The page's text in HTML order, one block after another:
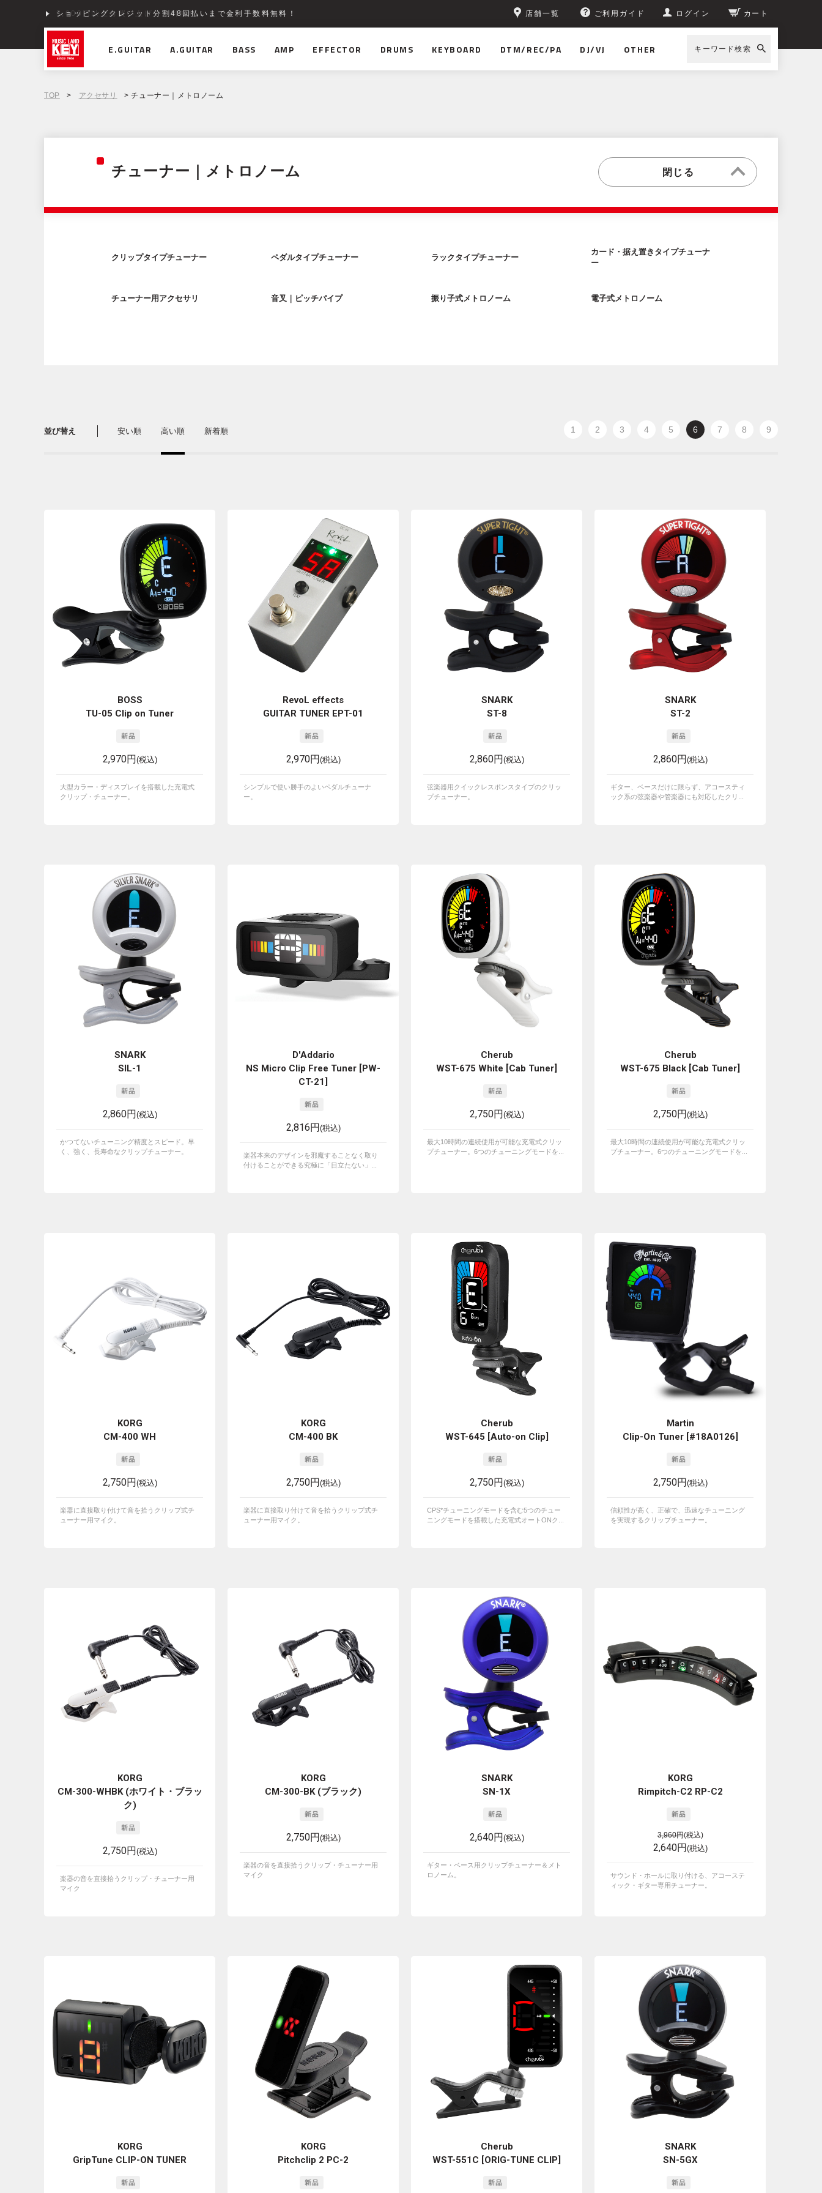
ショッピングクレジット分割48回払いまで金利手数料無料！ 店舗一覧 ご利用ガイド ログイン カート
E.GUITAR A.GUITAR BASS AMP EFFECTOR DRUMS KEYBOARD DTM/REC/PA DJ/VJ OTHER キーワード検索
TOP > アクセサリ > チューナー｜メトロノーム
チューナー｜メトロノーム
クリップタイプチューナー ペダルタイプチューナー ラックタイプチューナー
カード・据え置きタイプチューナ
ー
チューナー用アクセサリ 音叉｜ピッチパイプ 振り子式メトロノーム 電子式メトロノーム
並び替え 安い順 高い順 新着順 1 2 3 4 5 6 7 8 9
BOSS
TU-05 Clip on Tuner
2,970円(税込)
大型カラー・ディスプレイを搭載した充電式
クリップ・チューナー。
RevoL effects
GUITAR TUNER EPT-01
2,970円(税込)
シンプルで使い勝手のよいペダルチューナ
ー。
SNARK
ST-8
2,860円(税込)
弦楽器用クイックレスポンスタイプのクリッ
プチューナー。
SNARK
ST-2
2,860円(税込)
ギター、ベースだけに限らず、アコースティ
ック系の弦楽器や管楽器にも対応したクリ...
SNARK
SIL-1
2,860円(税込)
かつてないチューニング精度とスピード。早
く、強く、長寿命なクリップチューナー。
D'Addario
NS Micro Clip Free Tuner [PW-
CT-21]
2,816円(税込)
楽器本来のデザインを邪魔することなく取り
付けることができる究極に「目立たない」...
Cherub
WST-675 White [Cab Tuner]
2,750円(税込)
最大10時間の連続使用が可能な充電式クリッ
プチューナー。6つのチューニングモードを...
Cherub
WST-675 Black [Cab Tuner]
2,750円(税込)
最大10時間の連続使用が可能な充電式クリッ
プチューナー。6つのチューニングモードを...
KORG
CM-400 WH
2,750円(税込)
楽器に直接取り付けて音を拾うクリップ式チ
ューナー用マイク。
KORG
CM-400 BK
2,750円(税込)
楽器に直接取り付けて音を拾うクリップ式チ
ューナー用マイク。
Cherub
WST-645 [Auto-on Clip]
2,750円(税込)
CPS*チューニングモードを含む5つのチュー
ニングモードを搭載した充電式オートONク...
Martin
Clip-On Tuner [#18A0126]
2,750円(税込)
信頼性が高く、正確で、迅速なチューニング
を実現するクリップチューナー。
KORG
CM-300-WHBK (ホワイト・ブラッ
ク)
2,750円(税込)
楽器の音を直接拾うクリップ・チューナー用
マイク
KORG
CM-300-BK (ブラック)
2,750円(税込)
楽器の音を直接拾うクリップ・チューナー用
マイク
SNARK
SN-1X
2,640円(税込)
ギター・ベース用クリップチューナー＆メト
ロノーム。
KORG
Rimpitch-C2 RP-C2
3,960円(税込)
2,640円(税込)
サウンド・ホールに取り付ける、アコーステ
ィック・ギター専用チューナー。
KORG
GripTune CLIP-ON TUNER
KORG
Pitchclip 2 PC-2
Cherub
WST-551C [ORIG-TUNE CLIP]
SNARK
SN-5GX